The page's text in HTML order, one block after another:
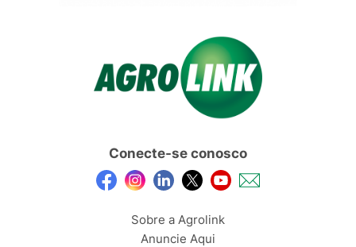
Conecte-se conosco
Sobre a Agrolink
Anuncie Aqui